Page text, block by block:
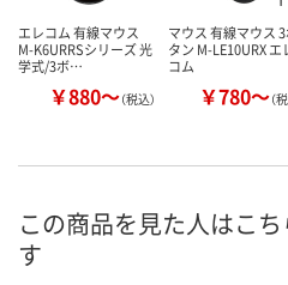
エレコム 有線マウス
M-K6URRSシリーズ 光
学式/3ボ…
￥880～（税込）
マウス 有線マウス
タン M-LE10URX エ
コム
￥780～（
この商品を見た人はこ
す